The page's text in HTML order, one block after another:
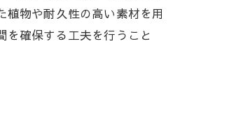
物や耐久性の高い素材を用
確保する工夫を行うこと